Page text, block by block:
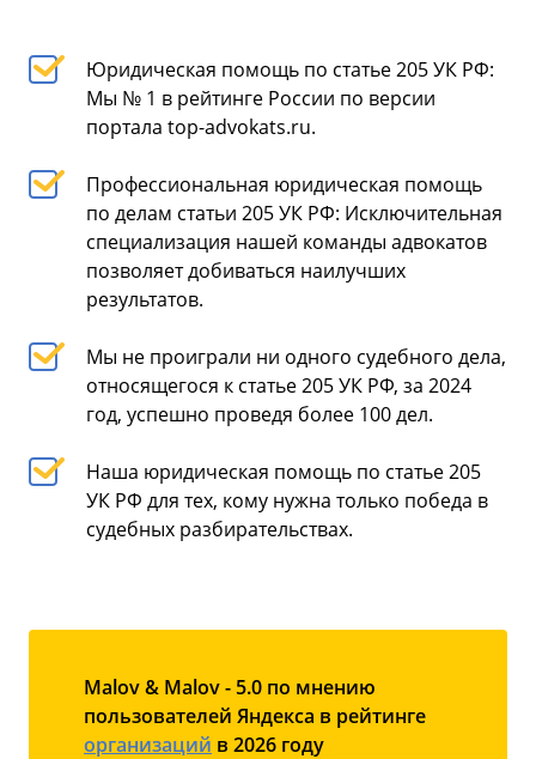
Юридическая помощь по статье 205 УК РФ:
Мы № 1 в рейтинге России по версии
портала top-advokats.ru.
Профессиональная юридическая помощь
по делам статьи 205 УК РФ: Исключительная
специализация нашей команды адвокатов
позволяет добиваться наилучших
результатов.
Мы не проиграли ни одного судебного дела,
относящегося к статье 205 УК РФ, за 2024
год, успешно проведя более 100 дел.
Наша юридическая помощь по статье 205
УК РФ для тех, кому нужна только победа в
судебных разбирательствах.
Malov & Malov - 5.0 по мнению
пользователей Яндекса в рейтинге
организаций в 2026 году